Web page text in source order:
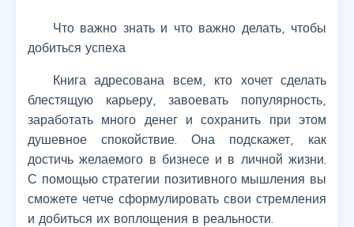
Что важно знать и что важно делать, чтобы
добиться успеха
Книга адресована всем, кто хочет сделать
блестящую карьеру, завоевать популярность,
заработать много денег и сохранить при этом
душевное спокойствие. Она подскажет, как
достичь желаемого в бизнесе и в личной жизни.
С помощью стратегии позитивного мышления вы
сможете четче сформулировать свои стремления
и добиться их воплощения в реальности.